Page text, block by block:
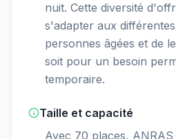
nuit. Cette diversité
s'adapter aux
personnes âgées et de
soit pour un besoin
temporaire.
Taille et capacité
Avec 70 places,